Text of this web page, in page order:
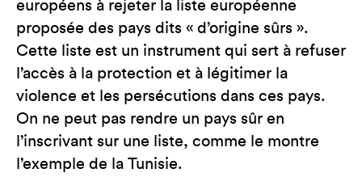
européens à rejeter la liste européenne
proposée des pays dits « d’origine sûrs ».
Cette liste est un instrument qui sert à refuser
l’accès à la protection et à légitimer la
violence et les persécutions dans ces pays.
On ne peut pas rendre un pays sûr en
l’inscrivant sur une liste, comme le montre
l’exemple de la Tunisie.